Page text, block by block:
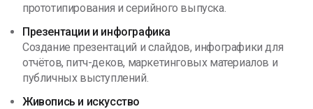
прототипирования и серийного выпуска.
Презентации и инфографика
Создание презентаций и слайдов, инфографики для
отчётов, питч-деков, маркетинговых материалов и
публичных выступлений.
Живопись и искусство